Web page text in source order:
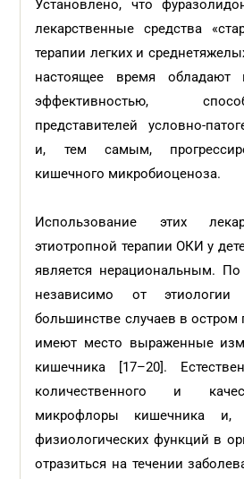
Установлено, что
лекарственные средства
терапии легких и
настоящее время обладают
эффективностью,
представителей условно-
и, тем самым,
кишечного микробиоценоза.
Использование этих
этиотропной терапии ОКИ у
является нерациональным.
независимо от
большинстве случаев в остром
имеют место выраженные
кишечника [17–20].
количественного и
микрофлоры кишечника и,
физиологических функций в
отразиться на течении